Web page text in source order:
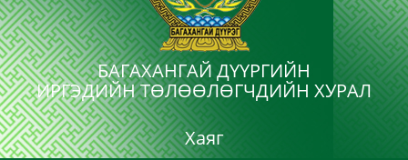
БАГАХАНГАЙ ДҮҮРГИЙН
ИРГЭДИЙН ТӨЛӨӨЛӨГЧДИЙН ХУРАЛ
Хаяг